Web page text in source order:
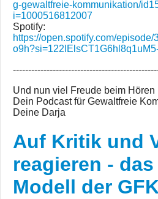
g-gewaltfreie-kommunikation/
i=1000516812007
Spotify:
https://open.spotify.com/
Und nun viel Freude beim Hören
Dein Podcast für Gewaltfreie
Deine Darja
Auf Kritik und
reagieren -
Modell der GFK